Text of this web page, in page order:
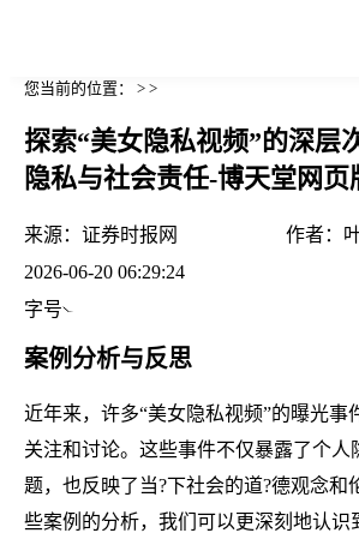
您当前的位置： > >
探索“美女隐私视频”的深层
隐私与社会责任-博天堂网页
来源： 证券时报网 作者：
2026-06-20 06:29:24
字号
案例分析与反思
近年来，许多“美女隐私视频”的曝光事
关注和讨论。这些事件不仅暴露了个人
题，也反映了当?下社会的道?德观念和
些案例的分析，我们可以更深刻地认识